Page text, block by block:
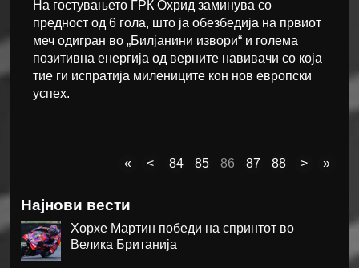
На гостувањето ГРК Охрид заминува со
предност од 6 гола, што ја обезбедија на првиот
меч одигран во „Билјанини извори“ и голема
позитивна енергија од верните навивачи со која
тие ги испратија милениците кон нов европски
успех.
« < 84 85 86 87 88 > »
Најнови вести
Хорхе Мартин победи на спринтот во
Велика Британија